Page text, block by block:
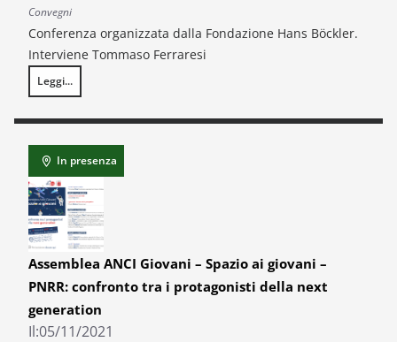
Convegni
Conferenza organizzata dalla Fondazione Hans Böckler.
Interviene Tommaso Ferraresi
Leggi...
25TH FMM CONFERENCE: MACROECONOMICS OF SOCIO-
In presenza
Assemblea ANCI Giovani – Spazio ai giovani –
PNRR: confronto tra i protagonisti della next
generation
Il:05/11/2021